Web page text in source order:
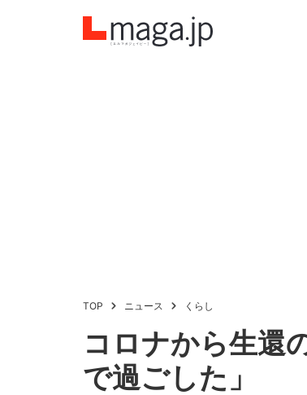
TOP ニュース くらし
コロナから生還
で過ごした」